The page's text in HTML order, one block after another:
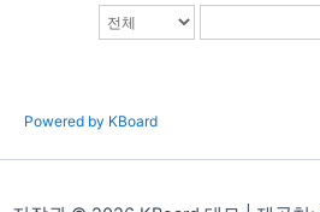
Powered by KBoard